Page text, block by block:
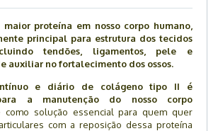
proteína em nosso corpo humano,
principal para estrutura dos tecidos
tendões, ligamentos, pele e
auxiliar no fortalecimento dos ossos.
e diário de colágeno tipo II é
a manutenção do nosso corpo
como solução essencial para quem quer
com a reposição dessa proteína